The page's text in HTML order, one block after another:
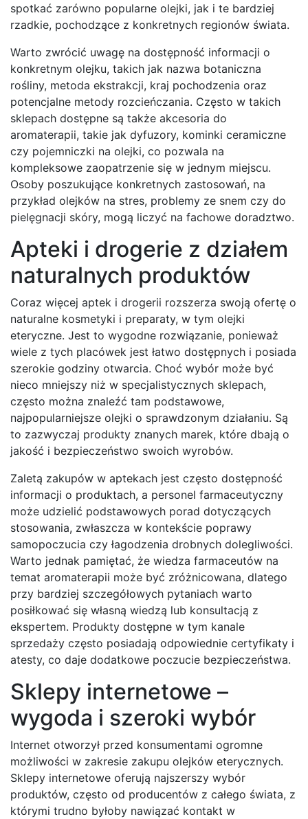
spotkać zarówno popularne olejki, jak i te bardziej
rzadkie, pochodzące z konkretnych regionów świata.
Warto zwrócić uwagę na dostępność informacji o
konkretnym olejku, takich jak nazwa botaniczna
rośliny, metoda ekstrakcji, kraj pochodzenia oraz
potencjalne metody rozcieńczania. Często w takich
sklepach dostępne są także akcesoria do
aromaterapii, takie jak dyfuzory, kominki ceramiczne
czy pojemniczki na olejki, co pozwala na
kompleksowe zaopatrzenie się w jednym miejscu.
Osoby poszukujące konkretnych zastosowań, na
przykład olejków na stres, problemy ze snem czy do
pielęgnacji skóry, mogą liczyć na fachowe doradztwo.
Apteki i drogerie z działem
naturalnych produktów
Coraz więcej aptek i drogerii rozszerza swoją ofertę o
naturalne kosmetyki i preparaty, w tym olejki
eteryczne. Jest to wygodne rozwiązanie, ponieważ
wiele z tych placówek jest łatwo dostępnych i posiada
szerokie godziny otwarcia. Choć wybór może być
nieco mniejszy niż w specjalistycznych sklepach,
często można znaleźć tam podstawowe,
najpopularniejsze olejki o sprawdzonym działaniu. Są
to zazwyczaj produkty znanych marek, które dbają o
jakość i bezpieczeństwo swoich wyrobów.
Zaletą zakupów w aptekach jest często dostępność
informacji o produktach, a personel farmaceutyczny
może udzielić podstawowych porad dotyczących
stosowania, zwłaszcza w kontekście poprawy
samopoczucia czy łagodzenia drobnych dolegliwości.
Warto jednak pamiętać, że wiedza farmaceutów na
temat aromaterapii może być zróżnicowana, dlatego
przy bardziej szczegółowych pytaniach warto
posiłkować się własną wiedzą lub konsultacją z
ekspertem. Produkty dostępne w tym kanale
sprzedaży często posiadają odpowiednie certyfikaty i
atesty, co daje dodatkowe poczucie bezpieczeństwa.
Sklepy internetowe –
wygoda i szeroki wybór
Internet otworzył przed konsumentami ogromne
możliwości w zakresie zakupu olejków eterycznych.
Sklepy internetowe oferują najszerszy wybór
produktów, często od producentów z całego świata, z
którymi trudno byłoby nawiązać kontakt w